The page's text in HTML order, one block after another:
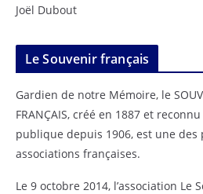
Joël Dubout
Le Souvenir français
Gardien de notre Mémoire, le
FRANÇAIS, créé en 1887 et
publique depuis 1906, est une des
associations françaises.
Le 9 octobre 2014, l’association Le